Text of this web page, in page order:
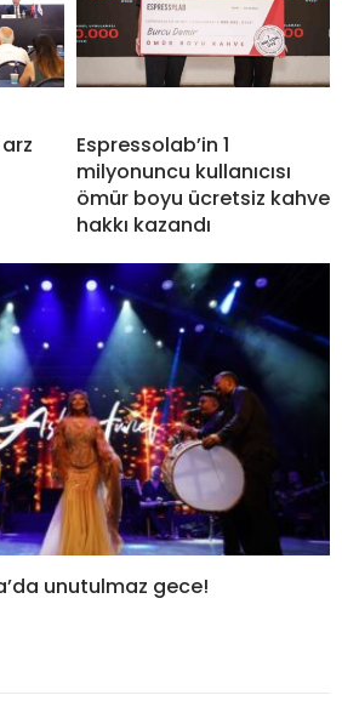
Espressolab’in 1
milyonuncu kullanıcısı
ömür boyu ücretsiz kahve
hakkı kazandı
unutulmaz gece!